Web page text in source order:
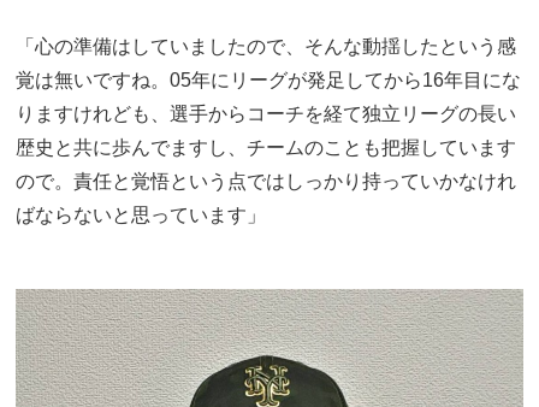
「心の準備はしていましたので、そんな動揺したという感
覚は無いですね。05年にリーグが発足してから16年目にな
りますけれども、選手からコーチを経て独立リーグの長い
歴史と共に歩んでますし、チームのことも把握しています
ので。責任と覚悟という点ではしっかり持っていかなけれ
ばならないと思っています」